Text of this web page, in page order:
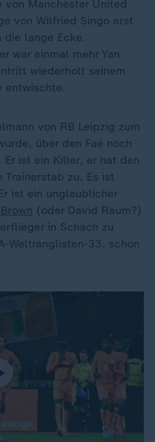
Manchester United
von Wilfried Singo erst
lange Ecke.
war einmal mehr Yan
wiederholt seinem
entwischte.
von RB Leipzig zum
über den Faé noch
ist ein Killer, er hat den
zu. Es ist
ist ein unglaublicher
(oder David Raum?)
in Schach zu
Weltranglisten-33. schon